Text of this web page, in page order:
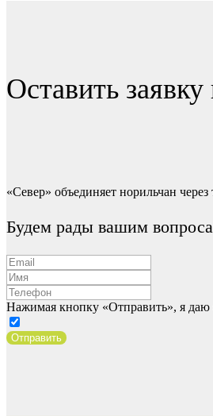
Оставить
«Север» объединяет норильчан через
Будем рады вашим
Нажимая кнопку «Отправить», я даю
Отправить